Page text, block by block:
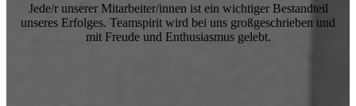
Jede/r unserer Mitarbeiter/innen ist ein wichtiger Bestandteil
unseres Erfolges. Teamspirit wird bei uns großgeschrieben und
mit Freude und Enthusiasmus gelebt.